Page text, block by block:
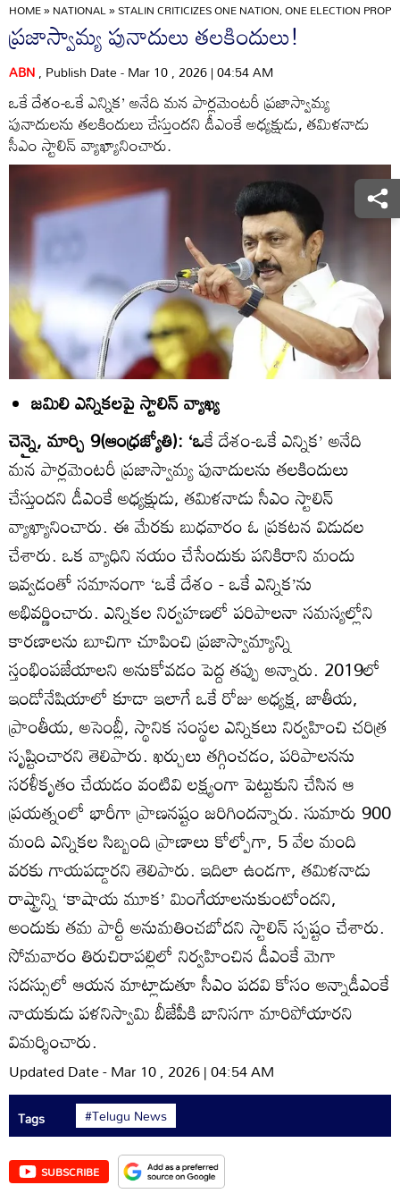
HOME»NATIONAL»STALIN CRITICIZES ONE NATION, ONE ELECTION
ప్రజాస్వామ్య పునాదులు తలకిందులు!
ABN, Publish Date - Mar 10 , 2026 | 04:54 AM
ఒకే దేశం-ఒకే ఎన్నిక’ అనేది మన పార్లమెంటరీ ప్రజాస్వామ్య
పునాదులను తలకిందులు చేస్తుందని డీఎంకే అధ్యక్షుడు, తమిళనాడు
సీఎం స్టాలిన్‌ వ్యాఖ్యానించారు.
జమిలి ఎన్నికలపై స్టాలిన్‌ వ్యాఖ్య
చెన్నై, మార్చి 9(ఆంధ్రజ్యోతి): ‘ఒకే దేశం-ఒకే ఎన్నిక’ అనేది
మన పార్లమెంటరీ ప్రజాస్వామ్య పునాదులను తలకిందులు
చేస్తుందని డీఎంకే అధ్యక్షుడు, తమిళనాడు సీఎం స్టాలిన్‌
వ్యాఖ్యానించారు. ఈ మేరకు బుధవారం ఓ ప్రకటన విడుదల
చేశారు. ఒక వ్యాధిని నయం చేసేందుకు పనికిరాని మందు
ఇవ్వడంతో సమానంగా ‘ఒకే దేశం - ఒకే ఎన్నిక’ను
అభివర్ణించారు. ఎన్నికల నిర్వహణలో పరిపాలనా సమస్యల్లోని
కారణాలను బూచిగా చూపించి ప్రజాస్వామ్యాన్ని
స్తంభింపజేయాలని అనుకోవడం పెద్ద తప్పు అన్నారు. 2019లో
ఇండోనేషియాలో కూడా ఇలాగే ఒకే రోజు అధ్యక్ష, జాతీయ,
ప్రాంతీయ, అసెంబ్లీ, స్థానిక సంస్థల ఎన్నికలు నిర్వహించి చరిత్ర
సృష్టించారని తెలిపారు. ఖర్చులు తగ్గించడం, పరిపాలనను
సరళీకృతం చేయడం వంటివి లక్ష్యంగా పెట్టుకుని చేసిన ఆ
ప్రయత్నంలో భారీగా ప్రాణనష్టం జరిగిందన్నారు. సుమారు 900
మంది ఎన్నికల సిబ్బంది ప్రాణాలు కోల్పోగా, 5 వేల మంది
వరకు గాయపడ్డారని తెలిపారు. ఇదిలా ఉండగా, తమిళనాడు
రాష్ట్రాన్ని ‘కాషాయ మూక’ మింగేయాలనుకుంటోందని,
అందుకు తమ పార్టీ అనుమతించబోదని స్టాలిన్‌ స్పష్టం చేశారు.
సోమవారం తిరుచిరాపల్లిలో నిర్వహించిన డీఎంకే మెగా
సదస్సులో ఆయన మాట్లాడుతూ సీఎం పదవి కోసం అన్నాడీఎంకే
నాయకుడు పళనిస్వామి బీజేపీకి బానిసగా మారిపోయారని
విమర్శించారు.
Updated Date - Mar 10 , 2026 | 04:54 AM
Tags #Telugu News
SUBSCRIBE